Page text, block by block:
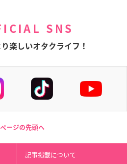
SNS
楽しいオタクライフ！
ページの先頭へ
記事掲載について